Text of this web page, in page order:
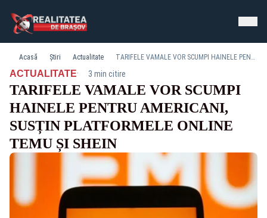
Acasă Știri Actualitate TARIFELE VAMALE VOR SCUMPI HAINELE PENTRU AMERICANI, SUSȚIN PLATFORMELE ONLINE TEMU ȘI SHEIN
ACTUALITATE· 3 min citire
TARIFELE VAMALE VOR SCUMPI
HAINELE PENTRU AMERICANI,
SUSȚIN PLATFORMELE ONLINE
TEMU ȘI SHEIN